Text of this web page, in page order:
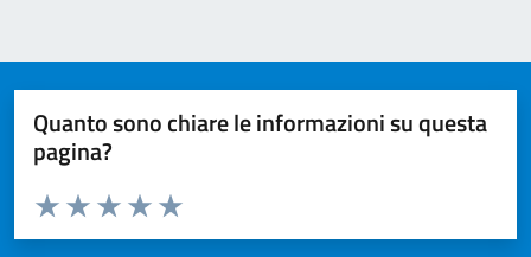
Quanto sono chiare le informazioni su questa
pagina?
Valuta da 1 a 5 stelle la pagina
Valuta 5 stelle su 5
Valuta 4 stelle su 5
Valuta 3 stelle su 5
Valuta 2 stelle su 5
Valuta 1 stelle su 5